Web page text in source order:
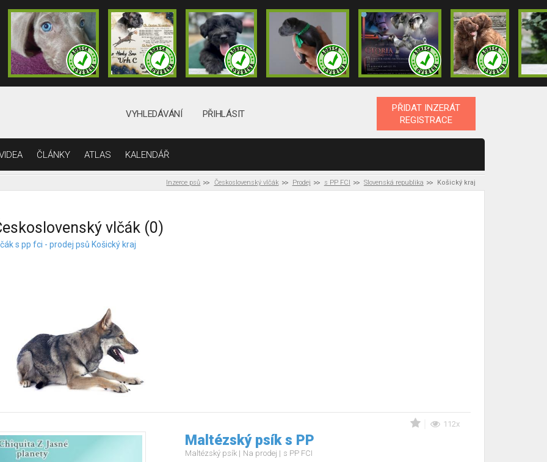
VYHLEDÁVÁNÍ PŘIHLÁSIT
PŘIDAT INZERÁT
REGISTRACE
ČLÁNKY ATLAS KALENDÁŘ
Inzerce psů Československý vlčák Prodej s PP FCI Slovenská republika Košický kraj
vlčák (0)
s pp fci - prodej psů Košický kraj
112x
Maltézský psík s PP
Maltézský psík Na prodej s PP FCI